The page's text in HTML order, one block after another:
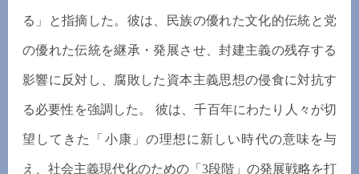
る」と指摘した。彼は、民族の優れた文化的伝統と党
の優れた伝統を継承・発展させ、封建主義の残存する
影響に反対し、腐敗した資本主義思想の侵食に対抗す
る必要性を強調した。 彼は、千百年にわたり人々が切
望してきた「小康」の理想に新しい時代の意味を与
え、社会主義現代化のための「3段階」の発展戦略を打